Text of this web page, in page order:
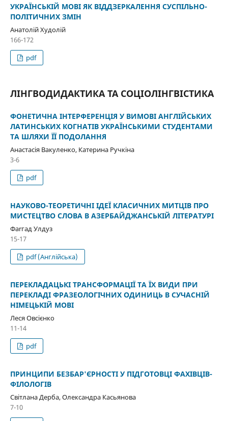
УКРАЇНСЬКІЙ МОВІ ЯК ВІДДЗЕРКАЛЕННЯ СУСПІЛЬНО-
ПОЛІТИЧНИХ ЗМІН
Анатолій Худолій
166-172
pdf
ЛІНГВОДИДАКТИКА ТА СОЦІОЛІНГВІСТИКА
ФОНЕТИЧНА ІНТЕРФЕРЕНЦІЯ У ВИМОВІ АНГЛІЙСЬКИХ
ЛАТИНСЬКИХ КОГНАТІВ УКРАЇНСЬКИМИ СТУДЕНТАМИ
ТА ШЛЯХИ ЇЇ ПОДОЛАННЯ
Анастасія Вакуленко, Катерина Ручкіна
3-6
pdf
НАУКОВО-ТЕОРЕТИЧНІ ІДЕЇ КЛАСИЧНИХ МИТЦІВ ПРО
МИСТЕЦТВО СЛОВА В АЗЕРБАЙДЖАНСЬКІЙ ЛІТЕРАТУРІ
Фаrгад Улдуз
15-17
pdf (Англійська)
ПЕРЕКЛАДАЦЬКІ ТРАНСФОРМАЦІЇ ТА ЇХ ВИДИ ПРИ
ПЕРЕКЛАДІ ФРАЗЕОЛОГІЧНИХ ОДИНИЦЬ В СУЧАСНІЙ
НІМЕЦЬКІЙ МОВІ
Леся Овсієнко
11-14
pdf
ПРИНЦИПИ БЕЗБАР'ЄРНОСТІ У ПІДГОТОВЦІ ФАХІВЦІВ-
ФІЛОЛОГІВ
Світлана Дерба, Олександра Касьянова
7-10